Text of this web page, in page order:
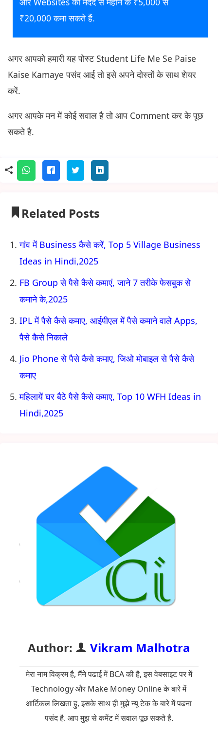
₹20,000 कमा सकते हैं.
अगर आपको हमारी यह पोस्ट Student Life Me Se Paise
Kaise Kamaye पसंद आई तो इसे अपने दोस्तों के साथ शेयर
करें.
अगर आपके मन में कोई सवाल है तो आप Comment कर के पूछ
सकते है.
Related Posts
गांव में Business कैसे करें, Top 5 Village Business
Ideas in Hindi,2025
FB Group से पैसे कैसे कमाएं, जाने 7 तरीके फेसबुक से
कमाने के,2025
IPL में पैसे कैसे कमाए, आईपीएल में पैसे कमाने वाले Apps,
पैसे कैसे निकाले
Jio Phone से पैसे कैसे कमाए, जिओ मोबाइल से पैसे कैसे
कमाए
महिलायें घर बैठे पैसे कैसे कमाए, Top 10 WFH Ideas in
Hindi,2025
Author: Vikram Malhotra
मेरा नाम विक्रम है, मैंने पढाई में BCA की है, इस वेबसाइट पर में
Technology और Make Money Online के बारे में
आर्टिकल लिखता हु, इसके साथ ही मुझे न्यू टेक के बारे में पढना
पसंद है. आप मुझ से कमेंट में सवाल पूछ सकते है.